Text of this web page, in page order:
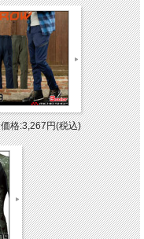
価格:3,267円(税込)